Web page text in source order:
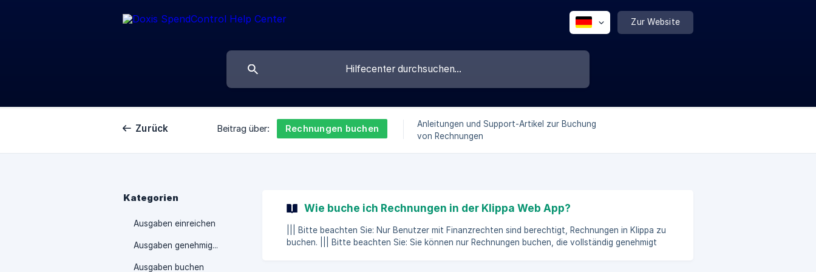
Zur Website
Zurück Beitrag über: Rechnungen buchen
Anleitungen und Support-Artikel zur Buchung
von Rechnungen
Kategorien
Ausgaben einreichen
Ausgaben genehmigen
Ausgaben buchen
Wie buche ich Rechnungen in der Klippa Web App?
||| Bitte beachten Sie: Nur Benutzer mit Finanzrechten sind berechtigt, Rechnungen in Klippa zu
buchen. ||| Bitte beachten Sie: Sie können nur Rechnungen buchen, die vollständig genehmigt